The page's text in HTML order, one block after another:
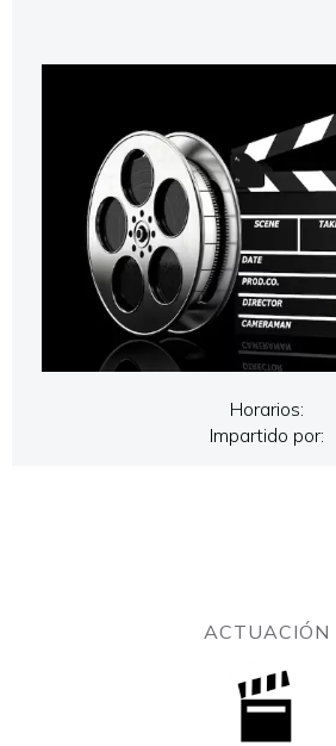
Horarios:
Impartido por:
ACTUACIÓN